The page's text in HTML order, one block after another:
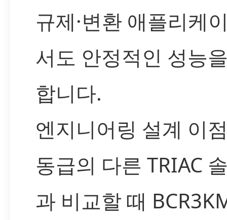
규제·변환 애플리케
서도 안정적인 성능
합니다.
엔지니어링 설계 이
동급의 다른 TRIAC
과 비교할 때